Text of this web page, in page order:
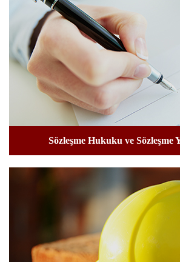
Sözleşme Hukuku ve Sözleşme